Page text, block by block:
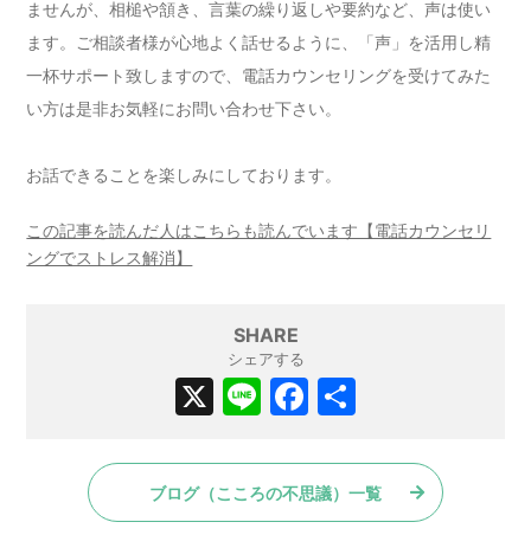
ませんが、相槌や頷き、言葉の繰り返しや要約など、声は使い
ます。ご相談者様が心地よく話せるように、「声」を活用し精
一杯サポート致しますので、電話カウンセリングを受けてみた
い方は是非お気軽にお問い合わせ下さい。
お話できることを楽しみにしております。
この記事を読んだ人はこちらも読んでいます【電話カウンセリ
ングでストレス解消】
SHARE
シェアする
X Li
e
F
c
e
ブログ（こころの不思議）一覧